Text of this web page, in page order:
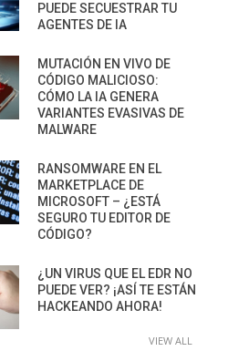
PUEDE SECUESTRAR TU
AGENTES DE IA
MUTACIÓN EN VIVO DE
CÓDIGO MALICIOSO:
CÓMO LA IA GENERA
VARIANTES EVASIVAS DE
MALWARE
RANSOMWARE EN EL
MARKETPLACE DE
MICROSOFT – ¿ESTÁ
SEGURO TU EDITOR DE
CÓDIGO?
¿UN VIRUS QUE EL EDR NO
PUEDE VER? ¡ASÍ TE ESTÁN
HACKEANDO AHORA!
VIEW ALL